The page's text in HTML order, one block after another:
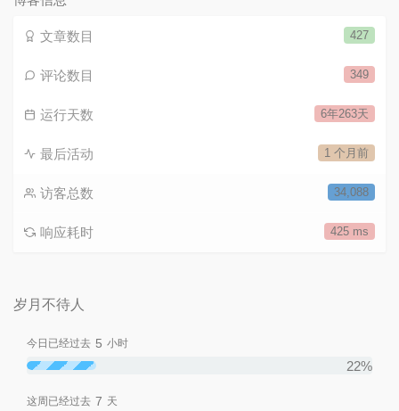
427
文章数目
349
评论数目
6年263天
运行天数
1 个月前
最后活动
34,088
访客总数
425 ms
响应耗时
岁月不待人
今日已经过去 5 小时
22%
这周已经过去 7 天